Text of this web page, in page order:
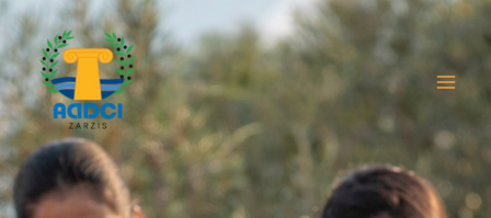
Aller
au
contenu